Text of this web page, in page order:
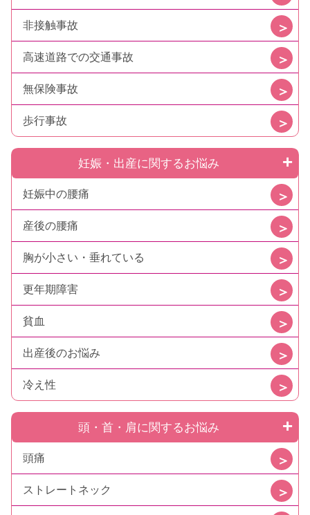
非接触事故
高速道路での交通事故
無保険事故
歩行事故
妊娠・出産に関するお悩み
妊娠中の腰痛
産後の腰痛
胸が小さい・垂れている
更年期障害
貧血
出産後のお悩み
冷え性
頭・首・肩に関するお悩み
頭痛
ストレートネック